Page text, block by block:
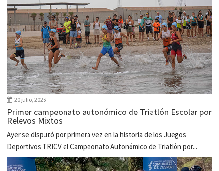
20 julio, 2026
Primer campeonato autonómico de Triatlón Escolar por
Relevos Mixtos
Ayer se disputó por primera vez en la historia de los Juegos
Deportivos TRICV el Campeonato Autonómico de Triatlón por...